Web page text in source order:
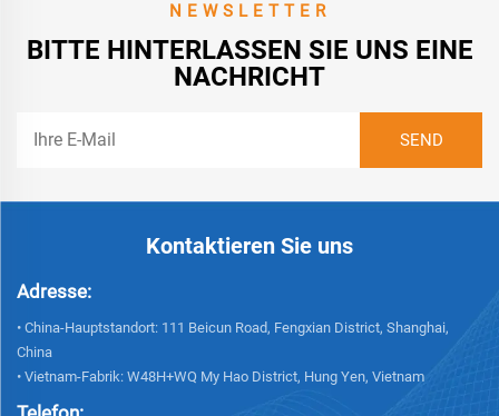
NEWSLETTER
BITTE HINTERLASSEN SIE UNS EINE
NACHRICHT
Kontaktieren Sie uns
Adresse:
• China-Hauptstandort: 111 Beicun Road, Fengxian District, Shanghai,
China
• Vietnam-Fabrik: W48H+WQ My Hao District, Hung Yen, Vietnam